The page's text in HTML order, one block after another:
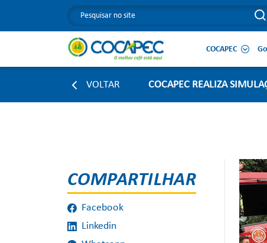
COCAPEC
VOLTAR COCAPEC REALIZA
COMPARTILHAR
Facebook
Linkedin